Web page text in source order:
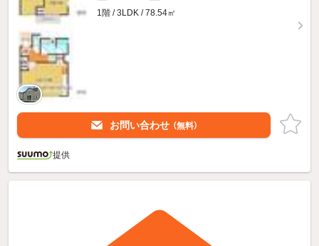
1階 / 3LDK / 78.54㎡
お問い合わせ （無料）
提供